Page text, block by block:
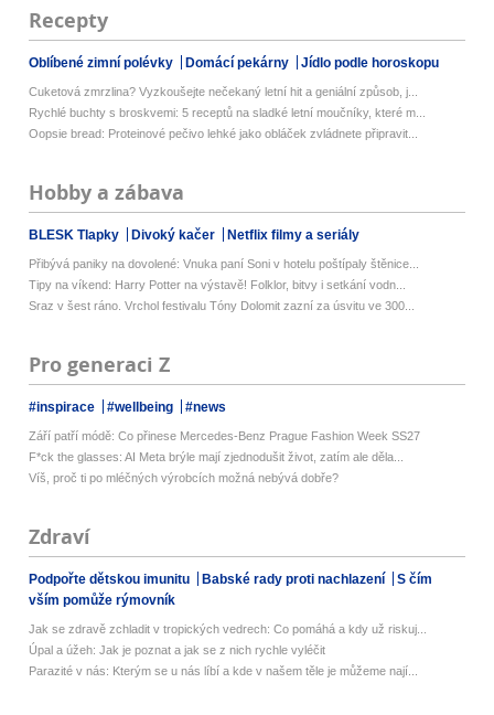
Recepty
Oblíbené zimní polévky Domácí pekárny Jídlo podle horoskopu
Cuketová zmrzlina? Vyzkoušejte nečekaný letní hit a geniální způsob, j...
Rychlé buchty s broskvemi: 5 receptů na sladké letní moučníky, které m...
Oopsie bread: Proteinové pečivo lehké jako obláček zvládnete připravit...
Hobby a zábava
BLESK Tlapky Divoký kačer Netflix filmy a seriály
Přibývá paniky na dovolené: Vnuka paní Soni v hotelu poštípaly štěnice...
Tipy na víkend: Harry Potter na výstavě! Folklor, bitvy i setkání vodn...
Sraz v šest ráno. Vrchol festivalu Tóny Dolomit zazní za úsvitu ve 300...
Pro generaci Z
#inspirace #wellbeing #news
Září patří módě: Co přinese Mercedes-Benz Prague Fashion Week SS27
F*ck the glasses: AI Meta brýle mají zjednodušit život, zatím ale děla...
Víš, proč ti po mléčných výrobcích možná nebývá dobře?
Zdraví
Podpořte dětskou imunitu Babské rady proti nachlazení
S čím
vším pomůže rýmovník
Jak se zdravě zchladit v tropických vedrech: Co pomáhá a kdy už riskuj...
Úpal a úžeh: Jak je poznat a jak se z nich rychle vyléčit
Parazité v nás: Kterým se u nás líbí a kde v našem těle je můžeme nají...